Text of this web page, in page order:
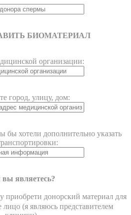
БИОМАТЕРИАЛ
организации:
город, улицу, дом:
хотели дополнительно указать
являетесь?
приобрети донорский материал для
(я являюсь представителем